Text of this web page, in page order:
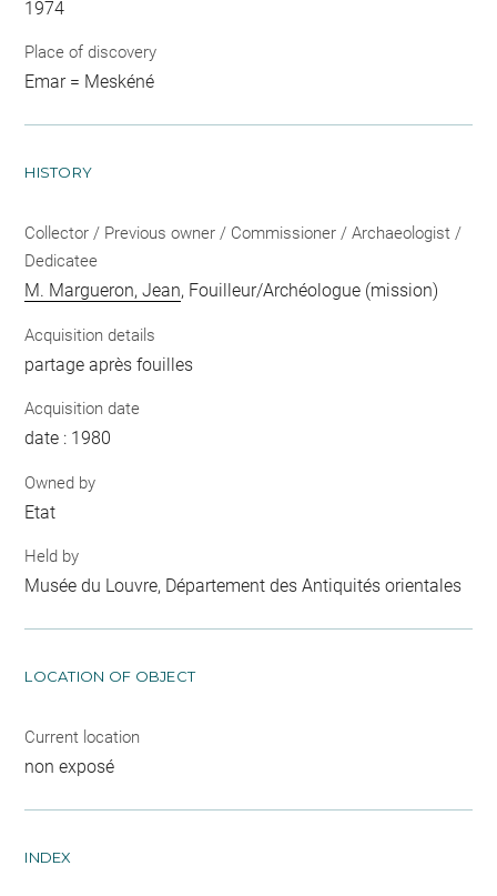
1974
Place of discovery
Emar = Meskéné
HISTORY
Collector / Previous owner / Commissioner / Archaeologist /
Dedicatee
M. Margueron, Jean, Fouilleur/Archéologue (mission)
Acquisition details
partage après fouilles
Acquisition date
date : 1980
Owned by
Etat
Held by
Musée du Louvre, Département des Antiquités orientales
LOCATION OF OBJECT
Current location
non exposé
INDEX